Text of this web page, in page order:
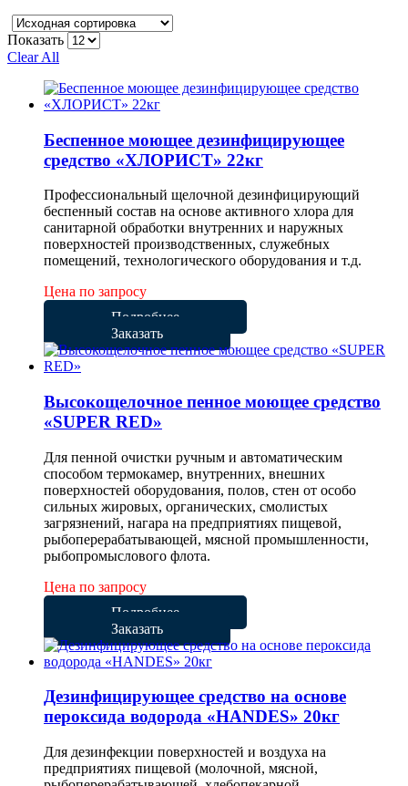
Показать
Clear All
Беспенное моющее дезинфицирующее
средство «ХЛОРИСТ» 22кг
Профессиональный щелочной дезинфицирующий
беспенный состав на основе активного хлора для
санитарной обработки внутренних и наружных
поверхностей производственных, служебных
помещений, технологического оборудования и т.д.
Цена по запросу
Подробнее
Заказать
Высокощелочное пенное моющее средство
«SUPER RED»
Для пенной очистки ручным и автоматическим
способом термокамер, внутренних, внешних
поверхностей оборудования, полов, стен от особо
сильных жировых, органических, смолистых
загрязнений, нагара на предприятиях пищевой,
рыбоперерабатывающей, мясной промышленности,
рыбопромыслового флота.
Цена по запросу
Подробнее
Заказать
Дезинфицирующее средство на основе
пероксида водорода «HANDES» 20кг
Для дезинфекции поверхностей и воздуха на
предприятиях пищевой (молочной, мясной,